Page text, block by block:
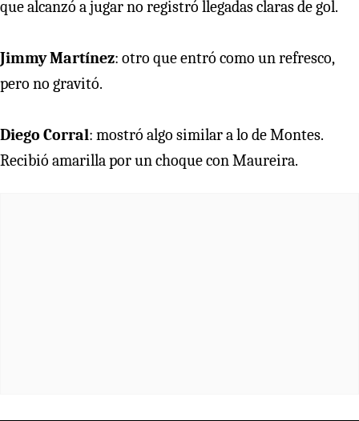
que alcanzó a jugar no registró llegadas claras de gol.
Jimmy Martínez: otro que entró como un refresco,
pero no gravitó.
Diego Corral: mostró algo similar a lo de Montes.
Recibió amarilla por un choque con Maureira.